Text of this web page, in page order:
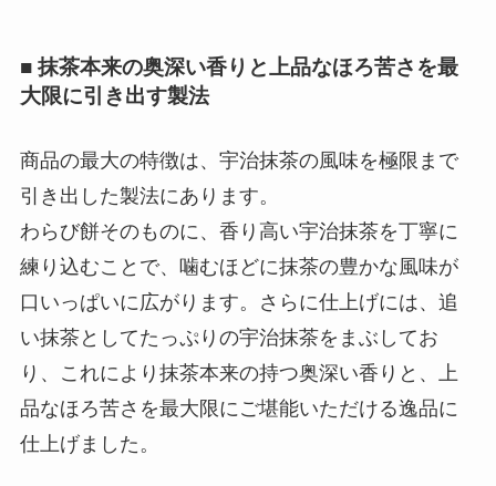
■ 抹茶本来の奥深い香りと上品なほろ苦さを最
大限に引き出す製法
商品の最大の特徴は、宇治抹茶の風味を極限まで
引き出した製法にあります。
わらび餅そのものに、香り高い宇治抹茶を丁寧に
練り込むことで、噛むほどに抹茶の豊かな風味が
口いっぱいに広がります。さらに仕上げには、追
い抹茶としてたっぷりの宇治抹茶をまぶしてお
り、これにより抹茶本来の持つ奥深い香りと、上
品なほろ苦さを最大限にご堪能いただける逸品に
仕上げました。